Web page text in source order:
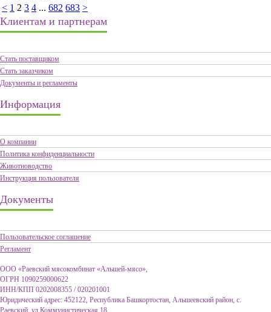
< 1 2 3 4 ... 682 683 >
Клиентам и партнерам
Стать поставщиком
Стать заказчиком
Документы и регламенты
Информация
О компании
Политика конфиденциальности
Животноводство
Инструкция пользователя
Документы
Пользовательское соглашение
Регламент
ООО «Раевский мясокомбинат «Альшей-мясо»,
ОГРН 1090259000622
ИНН/КПП 0202008355 / 020201001
Юридический адрес: 452122, Республика Башкортостан, Альшеевский район, с.
Раевский, ул.Коммунистическая,18.